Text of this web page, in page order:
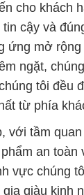
cho khách
cậy và
ứng mở rộng
ngặt,
tôi đều
từ phía
với tầm
an toàn
vực chúng
giàu kinh